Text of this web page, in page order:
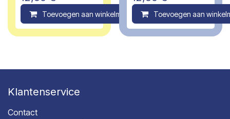
Toevoegen aan winkelmandje Compare
Toevoegen aan
Klantenservice
Contact